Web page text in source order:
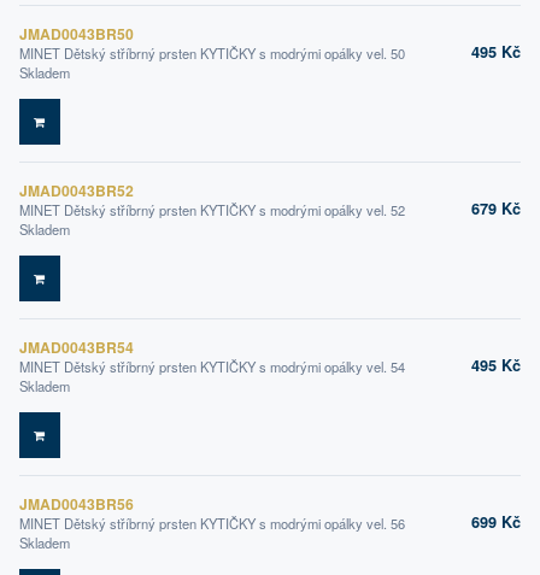
JMAD0043BR50
MINET Dětský stříbrný prsten KYTIČKY s modrými opálky vel. 50
Skladem
495 Kč
DO KOŠÍKU
JMAD0043BR52
MINET Dětský stříbrný prsten KYTIČKY s modrými opálky vel. 52
Skladem
679 Kč
DO KOŠÍKU
JMAD0043BR54
MINET Dětský stříbrný prsten KYTIČKY s modrými opálky vel. 54
Skladem
495 Kč
DO KOŠÍKU
JMAD0043BR56
MINET Dětský stříbrný prsten KYTIČKY s modrými opálky vel. 56
Skladem
699 Kč